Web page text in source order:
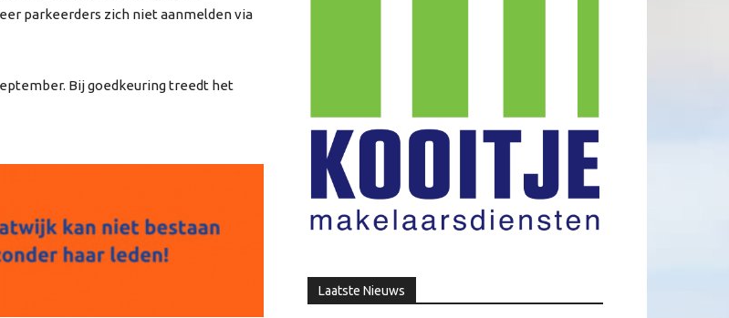
parkeerders zich niet aanmelden via
Bij goedkeuring treedt het
Laatste Nieuws